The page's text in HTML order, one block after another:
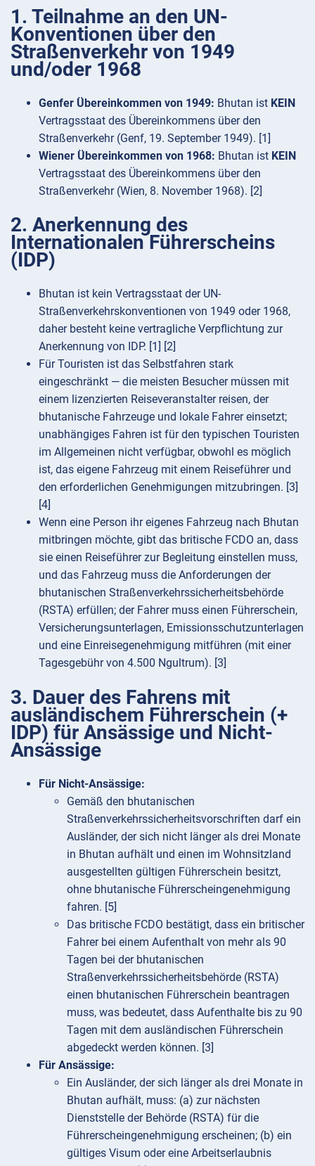
1. Teilnahme an den UN-
Konventionen über den
Straßenverkehr von 1949
und/oder 1968
Genfer Übereinkommen von 1949: Bhutan ist KEIN
Vertragsstaat des Übereinkommens über den
Straßenverkehr (Genf, 19. September 1949). [1]
Wiener Übereinkommen von 1968: Bhutan ist KEIN
Vertragsstaat des Übereinkommens über den
Straßenverkehr (Wien, 8. November 1968). [2]
2. Anerkennung des
Internationalen Führerscheins
(IDP)
Bhutan ist kein Vertragsstaat der UN-
Straßenverkehrskonventionen von 1949 oder 1968,
daher besteht keine vertragliche Verpflichtung zur
Anerkennung von IDP. [1] [2]
Für Touristen ist das Selbstfahren stark
eingeschränkt — die meisten Besucher müssen mit
einem lizenzierten Reiseveranstalter reisen, der
bhutanische Fahrzeuge und lokale Fahrer einsetzt;
unabhängiges Fahren ist für den typischen Touristen
im Allgemeinen nicht verfügbar, obwohl es möglich
ist, das eigene Fahrzeug mit einem Reiseführer und
den erforderlichen Genehmigungen mitzubringen. [3]
[4]
Wenn eine Person ihr eigenes Fahrzeug nach Bhutan
mitbringen möchte, gibt das britische FCDO an, dass
sie einen Reiseführer zur Begleitung einstellen muss,
und das Fahrzeug muss die Anforderungen der
bhutanischen Straßenverkehrssicherheitsbehörde
(RSTA) erfüllen; der Fahrer muss einen Führerschein,
Versicherungsunterlagen, Emissionsschutzunterlagen
und eine Einreisegenehmigung mitführen (mit einer
Tagesgebühr von 4.500 Ngultrum). [3]
3. Dauer des Fahrens mit
ausländischem Führerschein (+
IDP) für Ansässige und Nicht-
Ansässige
Für Nicht-Ansässige:
Gemäß den bhutanischen
Straßenverkehrssicherheitsvorschriften darf ein
Ausländer, der sich nicht länger als drei Monate
in Bhutan aufhält und einen im Wohnsitzland
ausgestellten gültigen Führerschein besitzt,
ohne bhutanische Führerscheingenehmigung
fahren. [5]
Das britische FCDO bestätigt, dass ein britischer
Fahrer bei einem Aufenthalt von mehr als 90
Tagen bei der bhutanischen
Straßenverkehrssicherheitsbehörde (RSTA)
einen bhutanischen Führerschein beantragen
muss, was bedeutet, dass Aufenthalte bis zu 90
Tagen mit dem ausländischen Führerschein
abgedeckt werden können. [3]
Für Ansässige:
Ein Ausländer, der sich länger als drei Monate in
Bhutan aufhält, muss: (a) zur nächsten
Dienststelle der Behörde (RSTA) für die
Führerscheingenehmigung erscheinen; (b) ein
gültiges Visum oder eine Arbeitserlaubnis